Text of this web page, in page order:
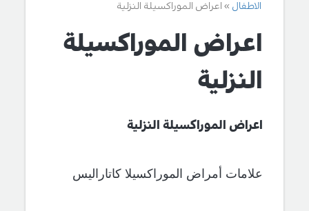
الاطفال
اعراض الموراكسيلة النزلية
اعراض الموراكسيلة
النزلية
اعراض الموراكسيلة النزلية
علامات أمراض الموراكسيلا كاتاراليس